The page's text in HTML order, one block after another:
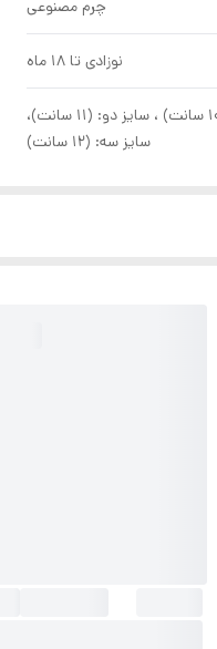
چرم مصنوعی
نوزادی تا ۱۸ ماه
سایز یک: (۱۰ سانت) ، سایز دو: (۱۱ سانت)،
سایز سه: (۱۲ سانت)